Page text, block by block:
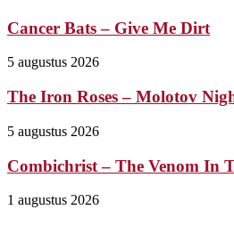
Cancer Bats – Give Me Dirt
5 augustus 2026
The Iron Roses – Molotov
5 augustus 2026
Combichrist – The Venom In
1 augustus 2026